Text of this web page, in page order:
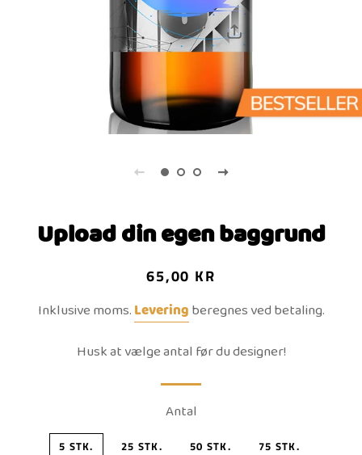
Upload din egen baggrund
Normalpris
Udsalgspris
65,00 KR
Inklusive moms.Leveringberegnes ved betaling.
Husk at vælge antal før du designer!
Antal
5 STK. 25 STK. 50 STK. 75 STK.